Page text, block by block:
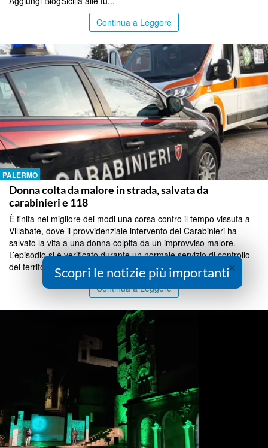
Continua a Leggere
PALERMO
Donna colta da malore in strada, salvata da
carabinieri e 118
È finita nel migliore dei modi una corsa contro il tempo vissuta a
Villabate, dove il provvidenziale intervento dei Carabinieri ha
salvato la vita a una donna colpita da un improvviso malore.
L’episodio si è verificato durante un normale servizio di controllo
del territorio svolto da una pat...
Continua a Leggere
×
Scopri le notizie più importanti